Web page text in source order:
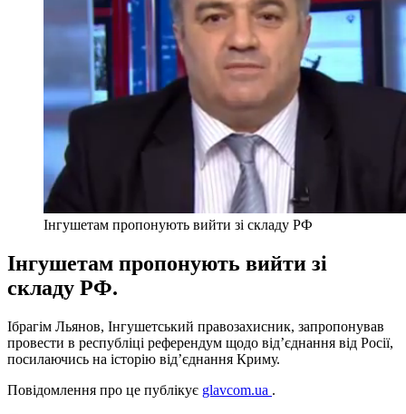
Інгушетам пропонують вийти зі складу РФ
Інгушетам пропонують вийти зі
складу РФ.
Ібрагім Льянов, Інгушетський правозахисник, запропонував
провести в республіці референдум щодо від’єднання від Росії,
посилаючись на історію від’єднання Криму.
Повідомлення про це публікує glavcom.ua .